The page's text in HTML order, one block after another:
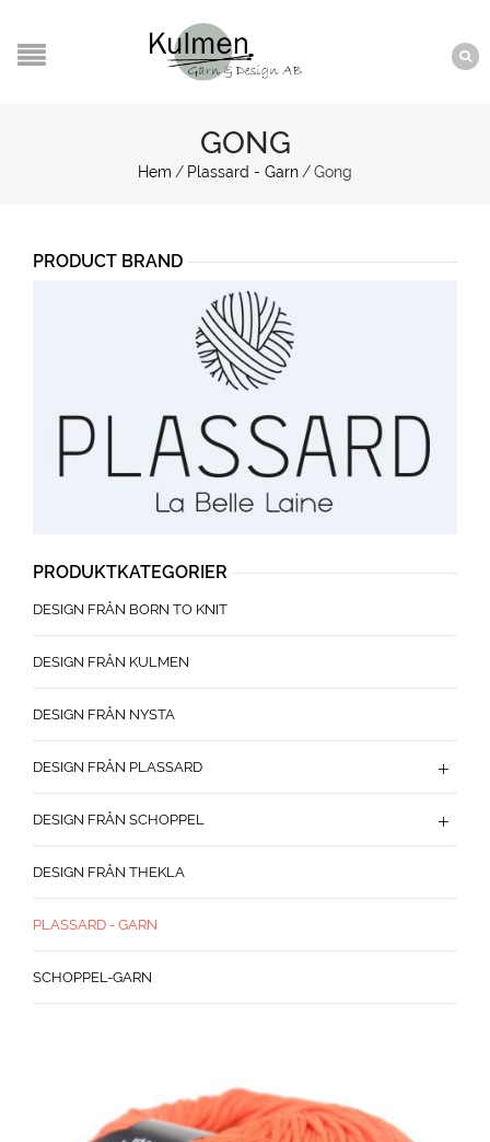
GONG
Hem / Plassard - Garn /Gong
PRODUCT BRAND
PRODUKTKATEGORIER
DESIGN FRÅN BORN TO KNIT
DESIGN FRÅN KULMEN
DESIGN FRÅN NYSTA
DESIGN FRÅN PLASSARD
DESIGN FRÅN SCHOPPEL
DESIGN FRÅN THEKLA
PLASSARD - GARN
SCHOPPEL-GARN